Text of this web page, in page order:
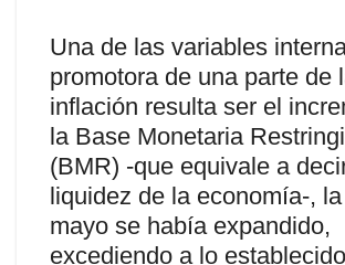
Una de las variables
promotora de una parte de
inflación resulta ser el
la Base Monetaria
(BMR) -que equivale a
liquidez de la economía-,
mayo se había expandido,
excediendo a lo